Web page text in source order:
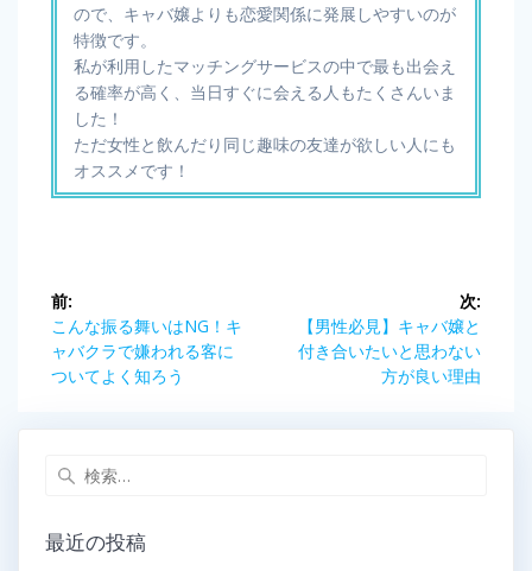
ので、キャバ嬢よりも恋愛関係に発展しやすいのが
特徴です。
私が利用したマッチングサービスの中で最も出会え
る確率が高く、当日すぐに会える人もたくさんいま
した！
ただ女性と飲んだり同じ趣味の友達が欲しい人にも
オススメです！
投
稿
ナ
ゲ
ー
前:
前
の
記
こんな振る舞いはNG！キ
ャバクラで嫌われる客に
ついてよく知ろう
次:
次
の
【男性必見】キャバ嬢と
付き合いたいと思わない
方が良い理由
検
最近の投稿